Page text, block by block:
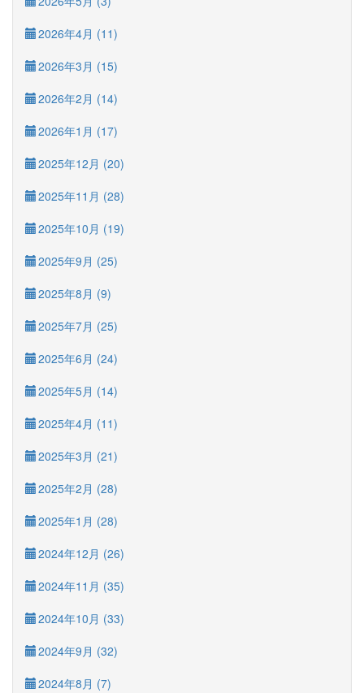
2026年4月 (11)
2026年3月 (15)
2026年2月 (14)
2026年1月 (17)
2025年12月 (20)
2025年11月 (28)
2025年10月 (19)
2025年9月 (25)
2025年8月 (9)
2025年7月 (25)
2025年6月 (24)
2025年5月 (14)
2025年4月 (11)
2025年3月 (21)
2025年2月 (28)
2025年1月 (28)
2024年12月 (26)
2024年11月 (35)
2024年10月 (33)
2024年9月 (32)
2024年8月 (7)